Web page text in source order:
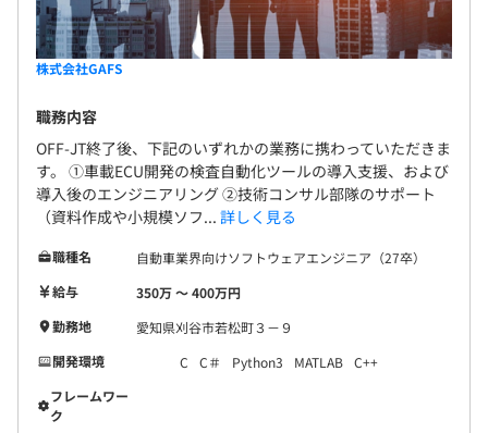
株式会社GAFS
職務内容
OFF-JT終了後、下記のいずれかの業務に携わっていただきま
す。 ①車載ECU開発の検査自動化ツールの導入支援、および
導入後のエンジニアリング ②技術コンサル部隊のサポート
（資料作成や小規模ソフ... 詳しく見る
職種名
自動車業界向けソフトウェアエンジニア（27卒）
給与
350万 〜 400万円
勤務地
愛知県刈谷市若松町３－９
開発環境
C C＃ Python3 MATLAB C++
フレームワー
ク